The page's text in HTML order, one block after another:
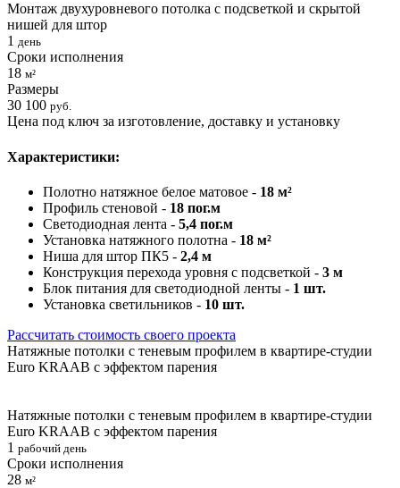
Монтаж двухуровневого потолка с подсветкой и скрытой
нишей для штор
1 день
Сроки исполнения
18 м²
Размеры
30 100 руб.
Цена под ключ за изготовление, доставку и установку
Характеристики:
Полотно натяжное белое матовое - 18 м²
Профиль стеновой - 18 пог.м
Светодиодная лента - 5,4 пог.м
Установка натяжного полотна - 18 м²
Ниша для штор ПК5 - 2,4 м
Конструкция перехода уровня с подсветкой - 3 м
Блок питания для светодиодной ленты - 1 шт.
Установка светильников - 10 шт.
Рассчитать стоимость своего проекта
Натяжные потолки с теневым профилем в квартире-студии
Euro KRAAB с эффектом парения
Натяжные потолки с теневым профилем в квартире-студии
Euro KRAAB с эффектом парения
1 рабочий день
Сроки исполнения
28 м²